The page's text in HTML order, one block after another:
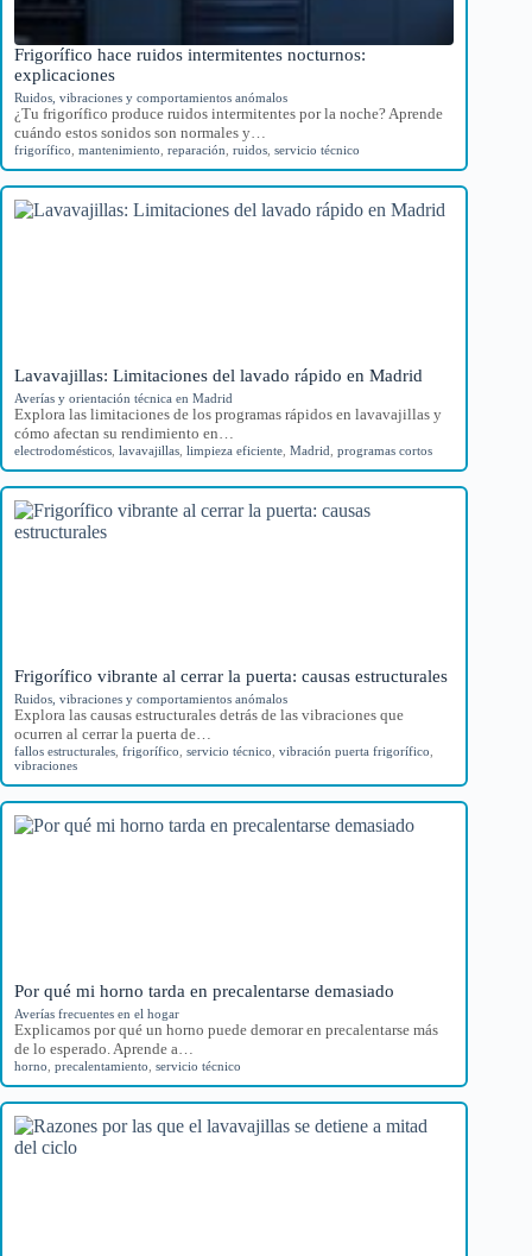
Frigorífico hace ruidos intermitentes nocturnos:
explicaciones
Ruidos, vibraciones y comportamientos anómalos
¿Tu frigorífico produce ruidos intermitentes por la noche? Aprende
cuándo estos sonidos son normales y…
frigorífico mantenimiento reparación ruidos servicio técnico
Lavavajillas: Limitaciones del lavado rápido en Madrid
Averías y orientación técnica en Madrid
Explora las limitaciones de los programas rápidos en lavavajillas y
cómo afectan su rendimiento en…
electrodomésticos lavavajillas limpieza eficiente Madrid programas cortos
Frigorífico vibrante al cerrar la puerta: causas estructurales
Ruidos, vibraciones y comportamientos anómalos
Explora las causas estructurales detrás de las vibraciones que
ocurren al cerrar la puerta de…
fallos estructurales frigorífico servicio técnico vibración puerta frigorífico
vibraciones
Por qué mi horno tarda en precalentarse demasiado
Averías frecuentes en el hogar
Explicamos por qué un horno puede demorar en precalentarse más
de lo esperado. Aprende a…
horno precalentamiento servicio técnico